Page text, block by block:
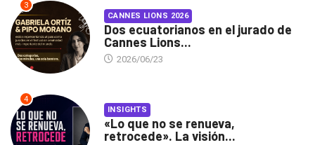
3
CANNES LIONS 2026
Dos ecuatorianos en el jurado de
Cannes Lions...
2026/06/23
4
INSIGHTS
«Lo que no se renueva,
retrocede». La visión...